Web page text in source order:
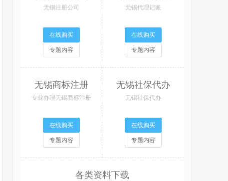
无锡注册公司
在线购买
专题内容
无锡代理记账
在线购买
专题内容
无锡商标注册
专业办理无锡商标注册
在线购买
专题内容
无锡社保代办
无锡社保代办
在线购买
专题内容
各类资料下载